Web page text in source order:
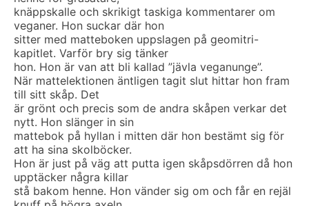
knäppskalle och skrikigt taskiga kommentarer om
veganer. Hon suckar där hon
sitter med matteboken uppslagen på geomitri-
kapitlet. Varför bry sig tänker
hon. Hon är van att bli kallad ”jävla veganunge”.
När mattelektionen äntligen tagit slut hittar hon fram
till sitt skåp. Det
är grönt och precis som de andra skåpen verkar det
nytt. Hon slänger in sin
mattebok på hyllan i mitten där hon bestämt sig för
att ha sina skolböcker.
Hon är just på väg att putta igen skåpsdörren då hon
upptäcker några killar
stå bakom henne. Hon vänder sig om och får en rejäl